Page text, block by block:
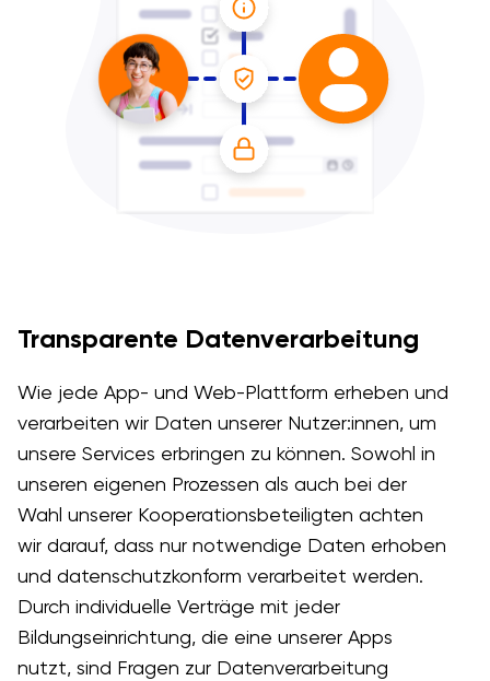
Transparente Datenverarbeitung
Wie jede App- und Web-Plattform erheben und
verarbeiten wir Daten unserer Nutzer:innen, um
unsere Services erbringen zu können. Sowohl in
unseren eigenen Prozessen als auch bei der
Wahl unserer Kooperationsbeteiligten achten
wir darauf, dass nur notwendige Daten erhoben
und datenschutzkonform verarbeitet werden.
Durch individuelle Verträge mit jeder
Bildungseinrichtung, die eine unserer Apps
nutzt, sind Fragen zur Datenverarbeitung